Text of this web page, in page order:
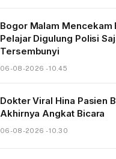
Bogor Malam Mencekam
Pelajar Digulung Polisi
Tersembunyi
06-08-2026 - 10.45
Dokter Viral Hina Pasien
Akhirnya Angkat Bicara
06-08-2026 - 10.30